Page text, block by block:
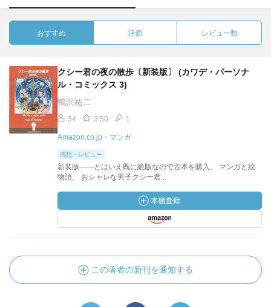
おすすめ 評価 レビュー数
クシー君の夜の散歩〔新装版〕 (カワデ・パーソナ
ル・コミックス 3)
鴨沢祐二
34 3.50 1
Amazon.co.jp・マンガ
感想・レビュー
新装版――とはいえ既に絶版なので古本を購入。 マンガと絵
物語。 おシャレな男子クシー君...
この著者の新刊を通知する